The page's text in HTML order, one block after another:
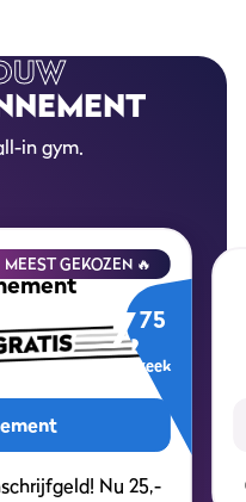
in gym.
MEEST GEKOZEN 🔥
7,75
per week
Nu 25,-